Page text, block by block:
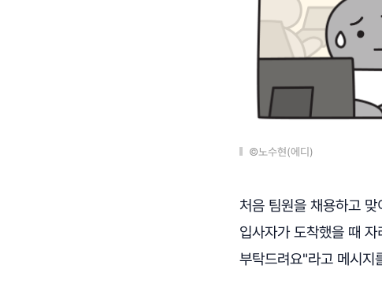
©노수현(에디)
처음 팀원을 채용하고
입사자가 도착했을 때
부탁드려요"라고 메시지